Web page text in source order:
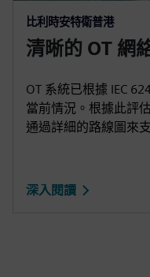
比利時安特衛普港
清晰的 OT 網
OT 系統已根據 IEC
當前情況。根據此評
通過詳細的路線圖來
深入閱讀